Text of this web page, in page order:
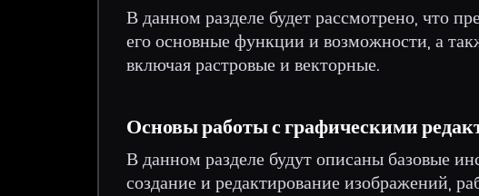
В данном разделе будет рассмотрено, что
его основные функции и возможности, а
включая растровые и векторные.
Основы работы с графическими
В данном разделе будут описаны базовые
создание и редактирование изображений,